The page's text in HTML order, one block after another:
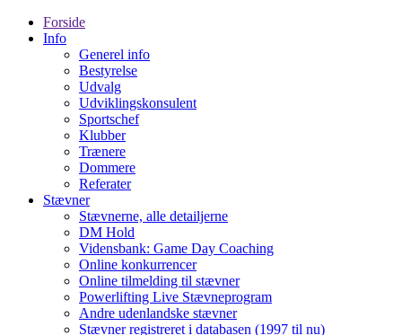
Forside
Info
Generel info
Bestyrelse
Udvalg
Udviklingskonsulent
Sportschef
Klubber
Trænere
Dommere
Referater
Stævner
Stævnerne, alle detailjerne
DM Hold
Vidensbank: Game Day Coaching
Online konkurrencer
Online tilmelding til stævner
Powerlifting Live Stævneprogram
Andre udenlandske stævner
Stævner registreret i databasen (1997 til nu)